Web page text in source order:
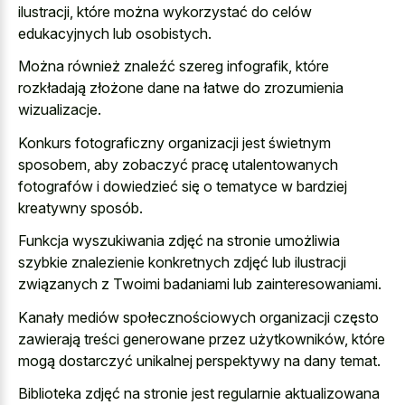
ilustracji, które można wykorzystać do celów
edukacyjnych lub osobistych.
Można również znaleźć szereg infografik, które
rozkładają złożone dane na łatwe do zrozumienia
wizualizacje.
Konkurs fotograficzny organizacji jest świetnym
sposobem, aby zobaczyć pracę utalentowanych
fotografów i dowiedzieć się o tematyce w bardziej
kreatywny sposób.
Funkcja wyszukiwania zdjęć na stronie umożliwia
szybkie znalezienie konkretnych zdjęć lub ilustracji
związanych z Twoimi badaniami lub zainteresowaniami.
Kanały mediów społecznościowych organizacji często
zawierają treści generowane przez użytkowników, które
mogą dostarczyć unikalnej perspektywy na dany temat.
Biblioteka zdjęć na stronie jest regularnie aktualizowana